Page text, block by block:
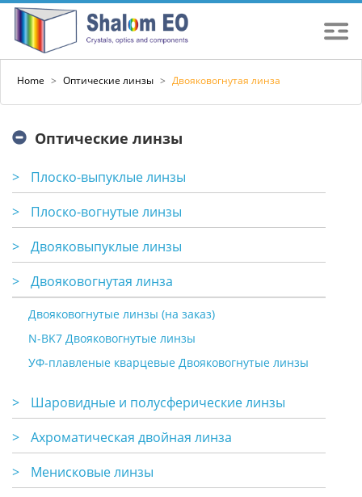
Home > Оптические линзы > Двояковогнутая линза
Оптические линзы
>
Плоско-выпуклые линзы
>
Плоско-вогнутые линзы
>
Двояковыпуклые линзы
>
Двояковогнутая линза
Двояковогнутые линзы (на заказ)
N-BK7 Двояковогнутые линзы
УФ-плавленые кварцевые Двояковогнутые линзы
>
Шаровидные и полусферические линзы
>
Ахроматическая двойная линза
>
Менисковые линзы